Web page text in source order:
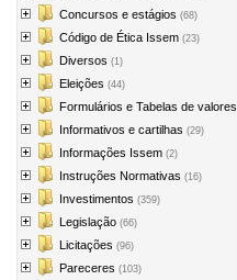
Concursos e estágios (68)
Código de Ética Issem (23)
Diversos (1)
Eleições (44)
Formulários e Tabelas de valores
Informativos e cartilhas (29)
Informações Issem (2)
Instruções Normativas (16)
Investimentos (359)
Legislação (66)
Licitações (96)
Pareceres (103)